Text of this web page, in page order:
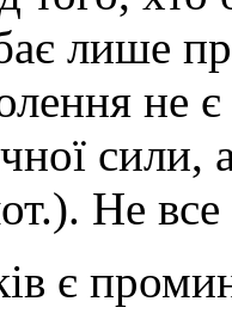
лише
не
Не
є